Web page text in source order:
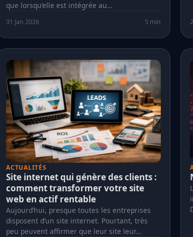
que lorsqu’elle est intégrée au…
31 Jan 2026 5 min
ACTUALITÉS
Site internet qui génère des clients :
comment transformer votre site
web en actif rentable
Aujourd’hui, presque toutes les entreprises
disposent d’un site internet. Pourtant, très
peu peuvent affirmer que leur site leur…